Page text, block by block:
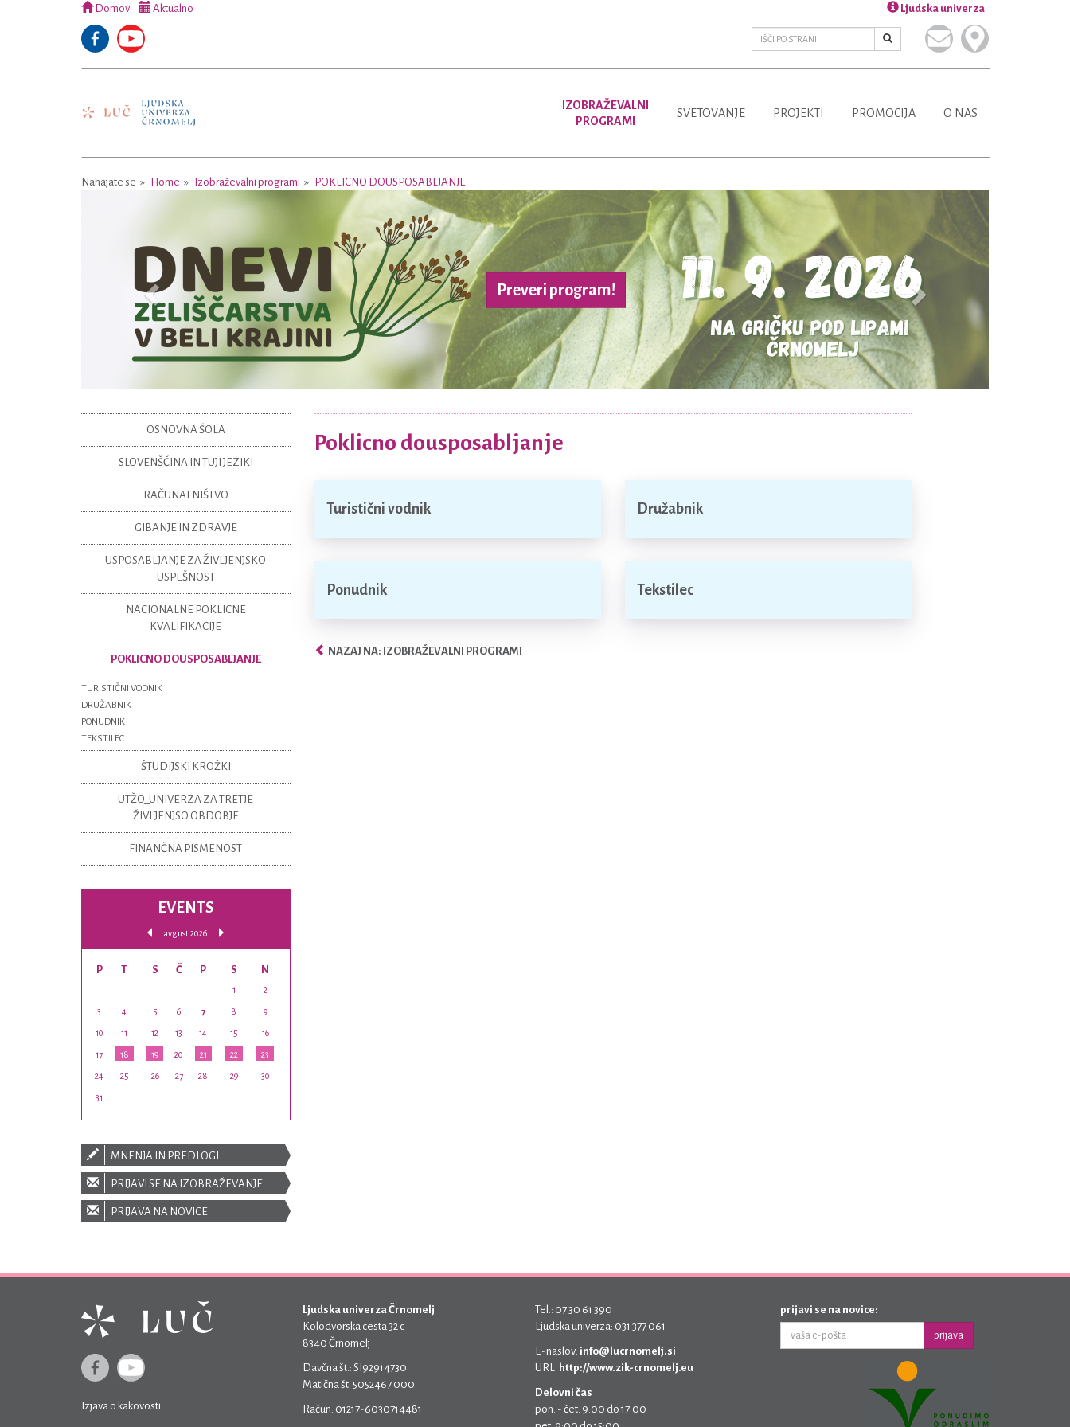
Domov Aktualno Ljudska univerza
IZOBRAŽEVALNI
PROGRAMI
SVETOVANJE PROJEKTI PROMOCIJA O NAS
Nahajate se Home Izobraževalni programi POKLICNO DOUSPOSABLJANJE
Preveri program!
Poklicno dousposabljanje
Turistični vodnik Družabnik
Ponudnik Tekstilec
NAZAJ NA: IZOBRAŽEVALNI PROGRAMI
OSNOVNA ŠOLA
SLOVENŠČINA IN TUJI JEZIKI
RAČUNALNIŠTVO
GIBANJE IN ZDRAVJE
USPOSABLJANJE ZA ŽIVLJENJSKO
USPEŠNOST
NACIONALNE POKLICNE
KVALIFIKACIJE
POKLICNO DOUSPOSABLJANJE
TURISTIČNI VODNIK
DRUŽABNIK
PONUDNIK
TEKSTILEC
ŠTUDIJSKI KROŽKI
UTŽO_UNIVERZA ZA TRETJE
ŽIVLJENJSO OBDOBJE
FINANČNA PISMENOST
EVENTS
avgust 2026
P T S Č P S N
1 2
3 4 5 6 7 8 9
10 11 12 13 14 15 16
17 18 19 20 21 22 23
24 25 26 27 28 29 30
31
MNENJA IN PREDLOGI
PRIJAVI SE NA IZOBRAŽEVANJE
PRIJAVA NA NOVICE
Izjava o kakovosti
Ljudska univerza Črnomelj
Kolodvorska cesta 32 c
8340 Črnomelj
Davčna št.: SI92914730
Matična št: 5052467 000
Račun: 01217-6030714481
Tel.: 07 30 61 390
Ljudska univerza: 031 377 061
E-naslov: info@lucrnomelj.si
URL: http://www.zik-crnomelj.eu
Delovni čas
pon. - čet. 9:00 do 17:00
prijavi se na novice:
prijava